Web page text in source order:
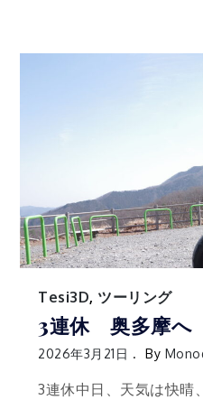
Tesi3D, ツーリング
3連休 奥多摩へ
2026年3月21日 By
3連休中日、天気は快晴